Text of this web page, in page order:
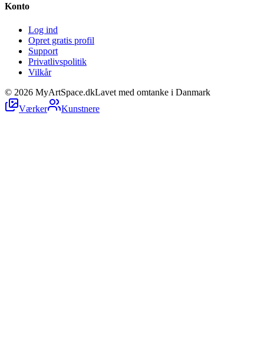
Konto
Log ind
Opret gratis profil
Support
Privatlivspolitik
Vilkår
© 2026 MyArtSpace.dkLavet med omtanke i Danmark
Værker
Kunstnere